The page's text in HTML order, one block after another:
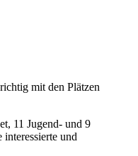
mit den Plätzen
11 Jugend- und 9
interessierte und